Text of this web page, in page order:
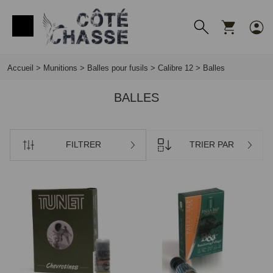
Accueil > Munitions > Balles pour fusils > Calibre 12 > Balles
BALLES
FILTRER TRIER PAR